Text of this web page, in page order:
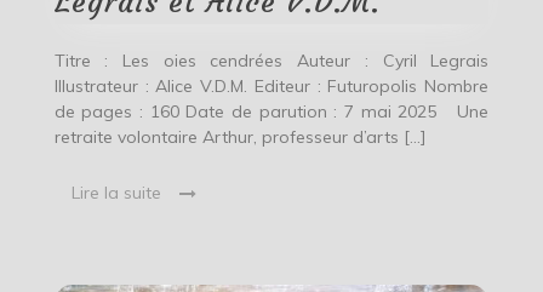
Alice
Titre : Les oies cendrées Auteur : Cyril Legrais
Illustrateur : Alice V.D.M. Editeur : Futuropolis Nombre
de pages : 160 Date de parution : 7 mai 2025 Une
retraite volontaire Arthur, professeur d’arts […]
Lire la suite